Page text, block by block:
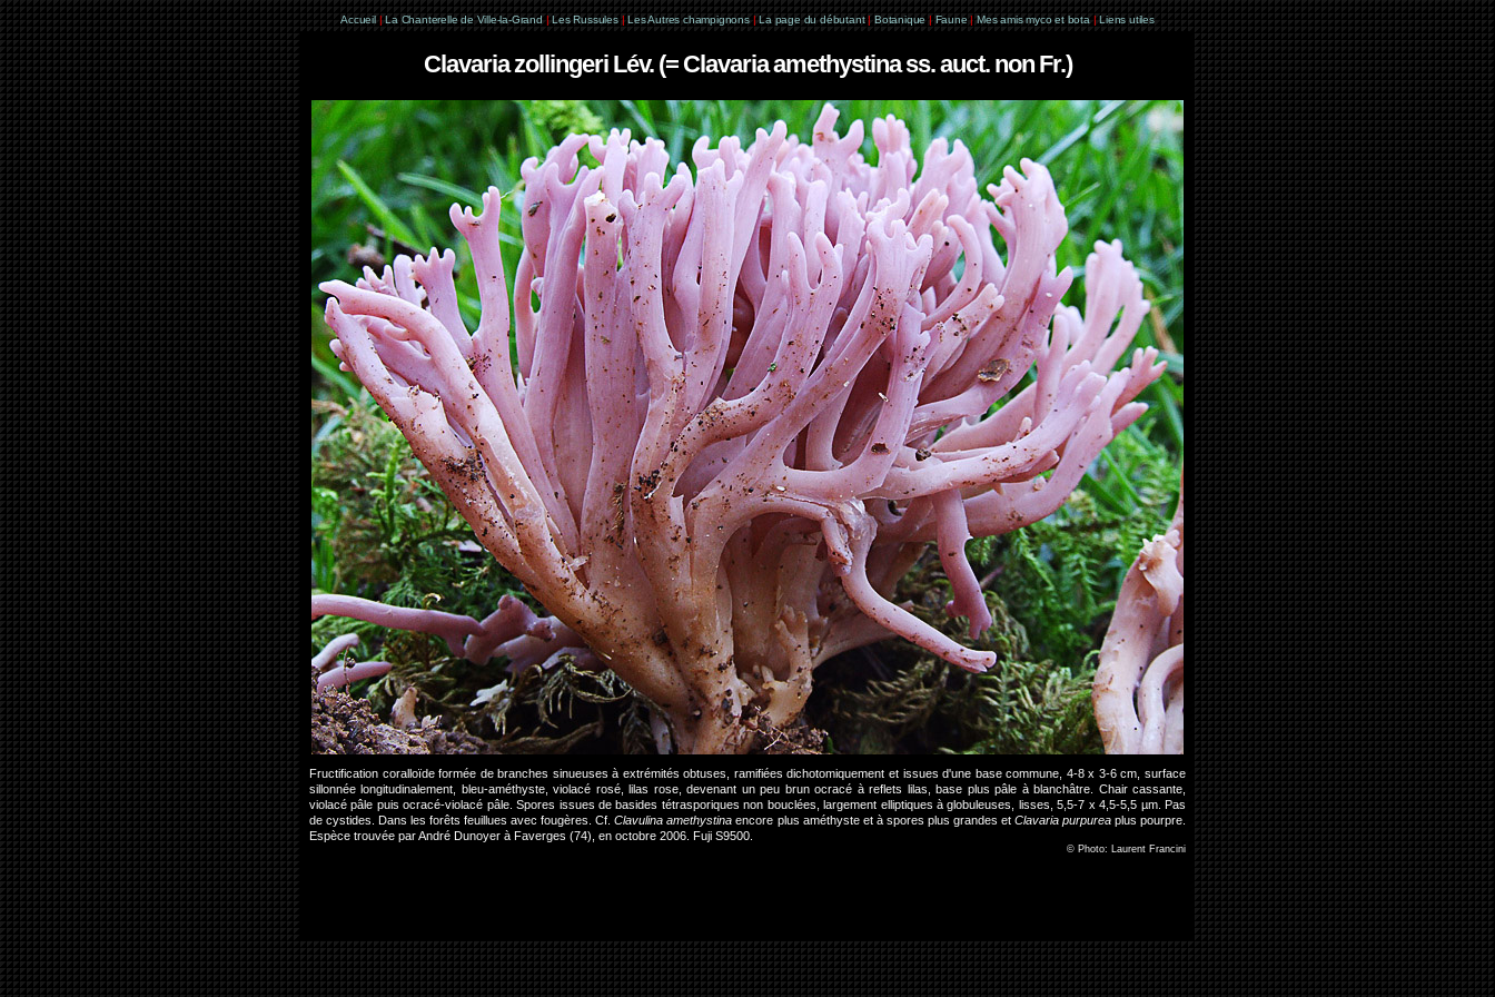
Accueil | La Chanterelle de Ville-la-Grand | Les Russules | Les Autres champignons | La page du débutant | Botanique | Faune | Mes amis myco et bota | Liens utiles
Clavaria zollingeri Lév. (= Clavaria amethystina ss. auct. non Fr.)
Fructification coralloïde formée de branches sinueuses à extrémités obtuses, ramifiées dichotomiquement et issues d'une base commune, 4-8 x 3-6 cm, surface
sillonnée longitudinalement, bleu-améthyste, violacé rosé, lilas rose, devenant un peu brun ocracé à reflets lilas, base plus pâle à blanchâtre. Chair cassante,
violacé pâle puis ocracé-violacé pâle. Spores issues de basides tétrasporiques non bouclées, largement elliptiques à globuleuses, lisses, 5,5-7 x 4,5-5,5 µm. Pas
de cystides. Dans les forêts feuillues avec fougères. Cf.Clavulina amethystina encore plus améthyste et à spores plus grandes et Clavaria purpureaplus pourpre.
Espèce trouvée par André Dunoyer à Faverges (74), en octobre 2006. Fuji S9500.
© Photo: Laurent Francini